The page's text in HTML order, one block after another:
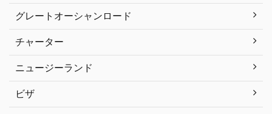
グレートオーシャンロード
チャーター
ニュージーランド
ビザ